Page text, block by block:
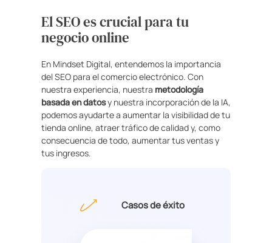
El SEO es crucial para tu
negocio online
En Mindset Digital, entendemos la importancia
del SEO para el comercio electrónico. Con
nuestra experiencia, nuestra metodología
basada en datosy nuestra incorporación de la IA,
podemos ayudarte a aumentar la visibilidad de tu
tienda online, atraer tráfico de calidad y, como
consecuencia de todo, aumentar tus ventas y
tus ingresos.
Casos de éxito